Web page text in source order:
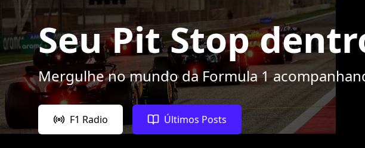
Seu Pit Stop
Mergulhe no mundo da Formula 1
F1 Radio Últimos Posts